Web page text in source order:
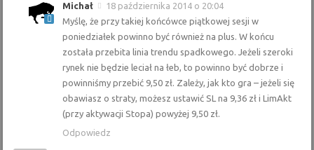
Michał
18 października 2014 o 20:04
Myślę, że przy takiej końcówce piątkowej sesji w
poniedziałek powinno być również na plus. W końcu
została przebita linia trendu spadkowego. Jeżeli szeroki
rynek nie będzie leciał na łeb, to powinno być dobrze i
powinniśmy przebić 9,50 zł. Zależy, jak kto gra – jeżeli się
obawiasz o straty, możesz ustawić SL na 9,36 zł i LimAkt
(przy aktywacji Stopa) powyżej 9,50 zł.
Odpowiedz